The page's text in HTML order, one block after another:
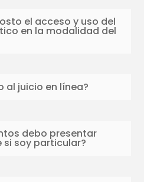
el acceso y uso del
en la modalidad del
al juicio en línea?
debo presentar
soy particular?